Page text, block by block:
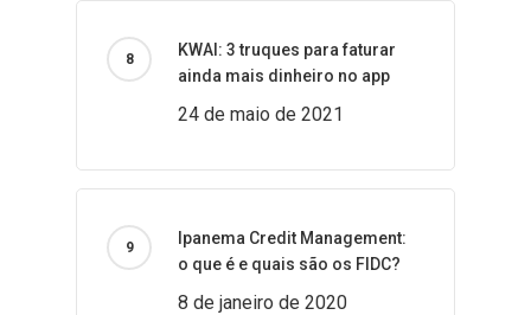
KWAI: 3 truques para faturar
ainda mais dinheiro no app
24 de maio de 2021
Ipanema Credit Management:
o que é e quais são os FIDC?
8 de janeiro de 2020